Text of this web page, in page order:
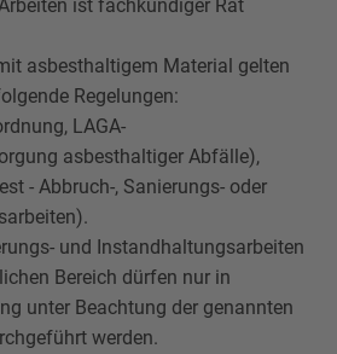
ist fachkundiger Rat
asbesthaltigem Material gelten
Regelungen:
LAGA-
asbesthaltiger Abfälle),
- Abbruch-, Sanierungs- oder
und Instandhaltungsarbeiten
Bereich dürfen nur in
unter Beachtung der genannten
werden.